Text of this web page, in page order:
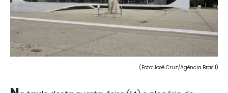
(Foto: José Cruz/Agência Brasil)